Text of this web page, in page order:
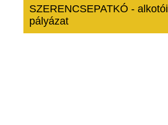
SZERENCSEPATKÓ - alkotói
pályázat